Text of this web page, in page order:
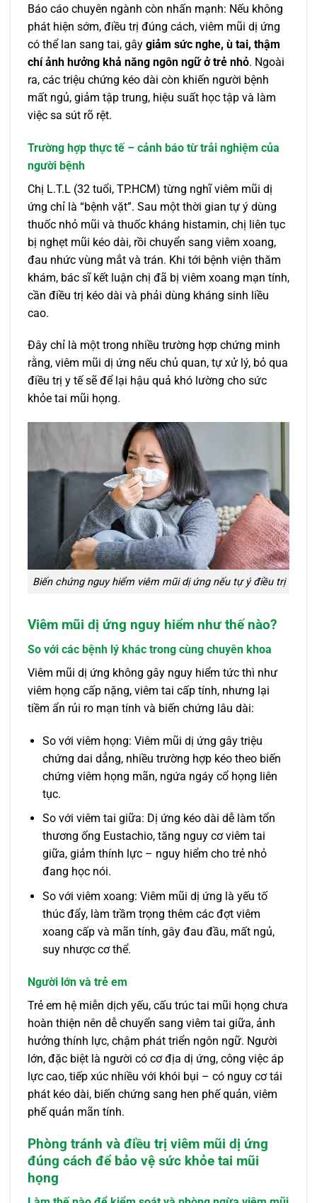
Báo cáo chuyên ngành còn nhấn mạnh: Nếu không
phát hiện sớm, điều trị đúng cách, viêm mũi dị ứng
có thể lan sang tai, gây giảm sức nghe, ù tai, thậm
chí ảnh hưởng khả năng ngôn ngữ ở trẻ nhỏ. Ngoài
ra, các triệu chứng kéo dài còn khiến người bệnh
mất ngủ, giảm tập trung, hiệu suất học tập và làm
việc sa sút rõ rệt.
Trường hợp thực tế – cảnh báo từ trải nghiệm của
người bệnh
Chị L.T.L (32 tuổi, TP.HCM) từng nghĩ viêm mũi dị
ứng chỉ là “bệnh vặt”. Sau một thời gian tự ý dùng
thuốc nhỏ mũi và thuốc kháng histamin, chị liên tục
bị nghẹt mũi kéo dài, rồi chuyển sang viêm xoang,
đau nhức vùng mắt và trán. Khi tới bệnh viện thăm
khám, bác sĩ kết luận chị đã bị viêm xoang mạn tính,
cần điều trị kéo dài và phải dùng kháng sinh liều
cao.
Đây chỉ là một trong nhiều trường hợp chứng minh
rằng, viêm mũi dị ứng nếu chủ quan, tự xử lý, bỏ qua
điều trị y tế sẽ để lại hậu quả khó lường cho sức
khỏe tai mũi họng.
Biến chứng nguy hiểm viêm mũi dị ứng nếu tự ý điều trị
Viêm mũi dị ứng nguy hiểm như thế nào?
So với các bệnh lý khác trong cùng chuyên khoa
Viêm mũi dị ứng không gây nguy hiểm tức thì như
viêm họng cấp nặng, viêm tai cấp tính, nhưng lại
tiềm ẩn rủi ro mạn tính và biến chứng lâu dài:
So với viêm họng: Viêm mũi dị ứng gây triệu
chứng dai dẳng, nhiều trường hợp kéo theo biến
chứng viêm họng mãn, ngứa ngáy cổ họng liên
tục.
So với viêm tai giữa: Dị ứng kéo dài dễ làm tổn
thương ống Eustachio, tăng nguy cơ viêm tai
giữa, giảm thính lực – nguy hiểm cho trẻ nhỏ
đang học nói.
So với viêm xoang: Viêm mũi dị ứng là yếu tố
thúc đẩy, làm trầm trọng thêm các đợt viêm
xoang cấp và mãn tính, gây đau đầu, mất ngủ,
suy nhược cơ thể.
Người lớn và trẻ em
Trẻ em hệ miễn dịch yếu, cấu trúc tai mũi họng chưa
hoàn thiện nên dễ chuyển sang viêm tai giữa, ảnh
hưởng thính lực, chậm phát triển ngôn ngữ. Người
lớn, đặc biệt là người có cơ địa dị ứng, công việc áp
lực cao, tiếp xúc nhiều với khói bụi – có nguy cơ tái
phát kéo dài, biến chứng sang hen phế quản, viêm
phế quản mãn tính.
Phòng tránh và điều trị viêm mũi dị ứng
đúng cách để bảo vệ sức khỏe tai mũi
họng